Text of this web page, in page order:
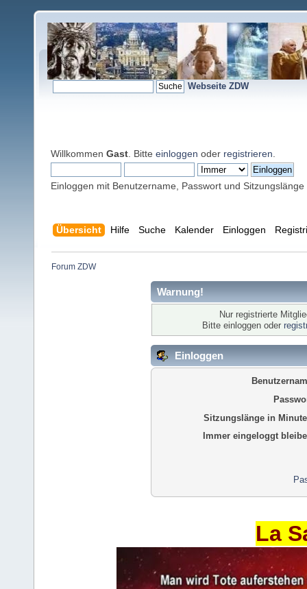
Webseite ZDW
Willkommen Gast . Bitte einloggen oder registrieren
Einloggen mit Benutzername, Passwort und Sitzungslänge
Übersicht Hilfe Suche Kalender Einloggen
Forum ZDW
Warnung!
Nur registrierte
Bitte einloggen oder
Einloggen
Sitzungslänge in
Immer eingeloggt
La